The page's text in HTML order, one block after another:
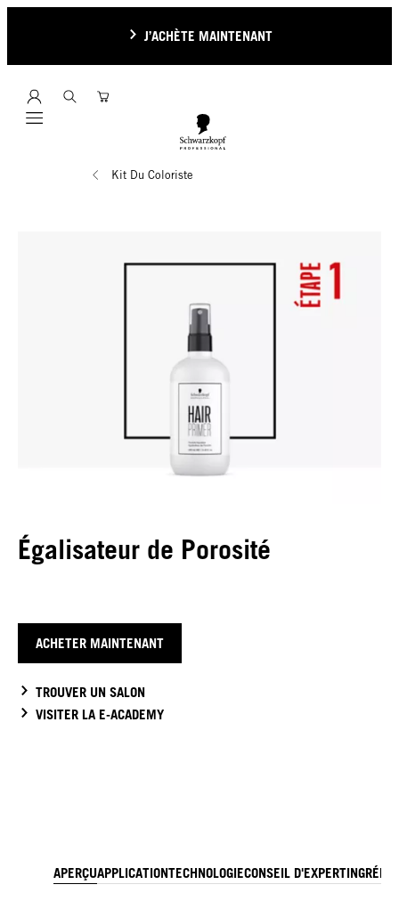
J’ACHÈTE MAINTENANT
Mobile navigation
Kit Du Coloriste
Égalisateur de Porosité
ACHETER MAINTENANT
TROUVER UN SALON
VISITER LA E-ACADEMY
APERÇUAPPLICATIONTECHNOLOGIECONSEIL D'EXPERT